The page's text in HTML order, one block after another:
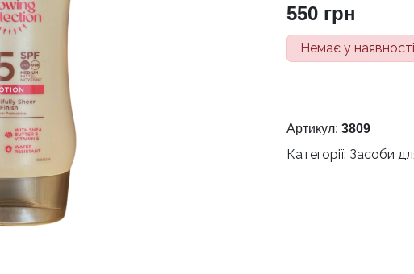
550 грн
Немає у наявності
Артикул: 3809
Категорії: Засоби